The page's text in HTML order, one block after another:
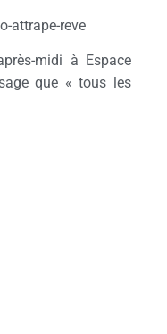
midi à Espace
que « tous les